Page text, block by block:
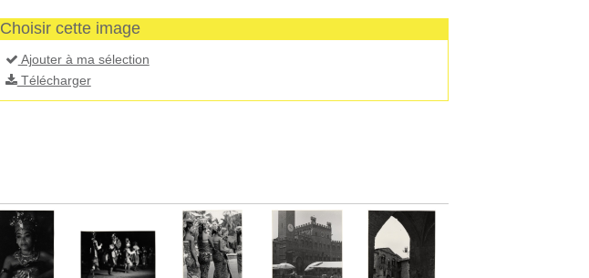
Choisir cette image
Ajouter à ma sélection
Télécharger